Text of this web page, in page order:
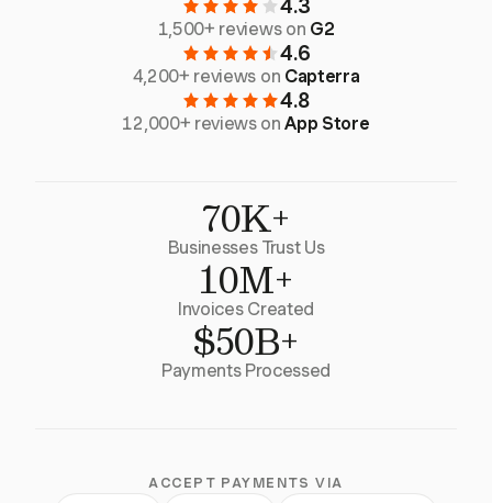
4.3
1,500+ reviews on G2
4.6
4,200+ reviews on Capterra
4.8
12,000+ reviews onApp Store
70K+
Businesses Trust Us
10M+
Invoices Created
$50B+
Payments Processed
ACCEPT PAYMENTS VIA